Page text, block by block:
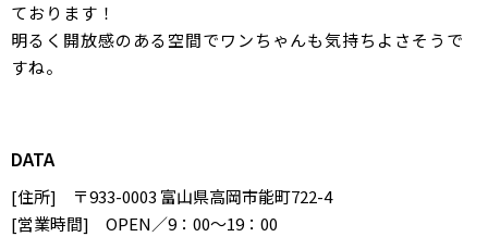
ております！
明るく開放感のある空間でワンちゃんも気持ちよさそうで
すね。
DATA
[住所] 〒933-0003 富山県高岡市能町722-4
[営業時間] OPEN／9：00～19：00